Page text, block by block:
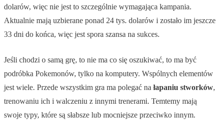
dolarów, więc nie jest to szczególnie wymagająca kampania.
Aktualnie mają uzbierane ponad 24 tys. dolarów i zostało im jeszcze
33 dni do końca, więc jest spora szansa na sukces.
Jeśli chodzi o samą grę, to nie ma co się oszukiwać, to ma być
podróbka Pokemonów, tylko na komputery. Wspólnych elementów
jest wiele. Przede wszystkim gra ma polegać na łapaniu stworków,
trenowaniu ich i walczeniu z innymi trenerami. Temtemy mają
swoje typy, które są słabsze lub mocniejsze przeciwko innym.